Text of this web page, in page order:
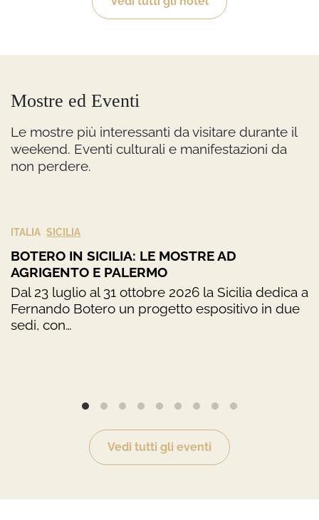
Mostre ed Eventi
Le mostre più interessanti da visitare durante il
weekend. Eventi culturali e manifestazioni da
non perdere.
ITALIA SICILIA
BOTERO IN SICILIA: LE MOSTRE AD
AGRIGENTO E PALERMO
Dal 23 luglio al 31 ottobre 2026 la Sicilia dedica a
Fernando Botero un progetto espositivo in due
sedi, con…
Vedi tutti gli eventi